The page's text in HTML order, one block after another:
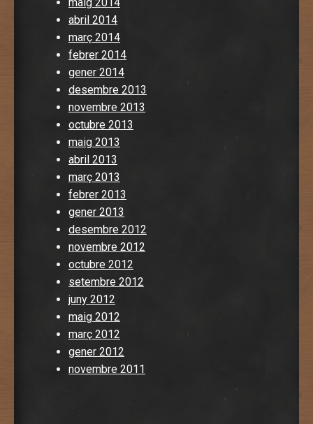
abril 2014
març 2014
febrer 2014
gener 2014
desembre 2013
novembre 2013
octubre 2013
maig 2013
abril 2013
març 2013
febrer 2013
gener 2013
desembre 2012
novembre 2012
octubre 2012
setembre 2012
juny 2012
maig 2012
març 2012
gener 2012
novembre 2011